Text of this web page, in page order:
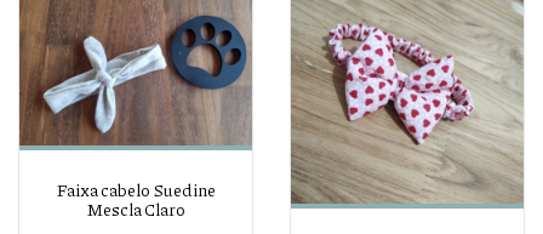
Faixa cabelo Suedine
Mescla Claro